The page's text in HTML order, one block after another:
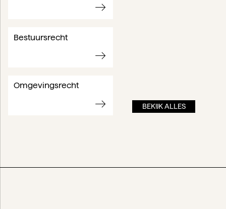
Bestuursrecht
Omgevingsrecht
BEKIJK ALLES